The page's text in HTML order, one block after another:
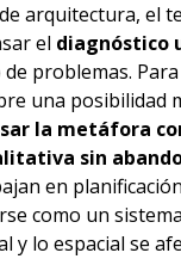
arquitectura, el
el diagnóstico
problemas.
una posibilidad
la metáfora
sin
en
como un
y lo espacial se